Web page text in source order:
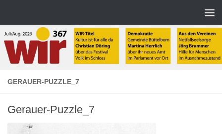
GERAUER-PUZZLE_7
Gerauer-Puzzle_7